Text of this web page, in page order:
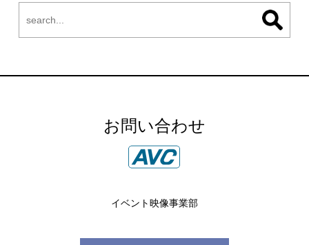
お問い合わせ
イベント映像事業部